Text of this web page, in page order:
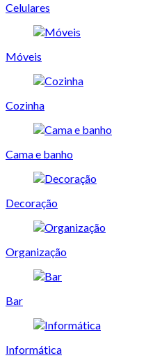
Celulares
Móveis
Cozinha
Cama e banho
Decoração
Organização
Bar
Informática